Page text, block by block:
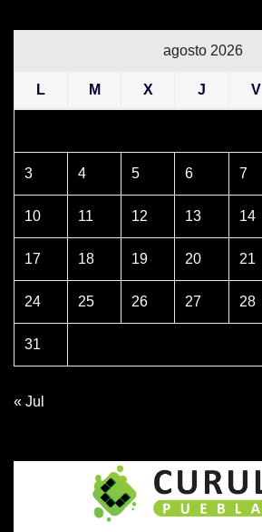
agosto 2026
L M X J V
3 4 5 6 7
10 11 12 13 14
17 18 19 20 21
24 25 26 27 28
31
« Jul